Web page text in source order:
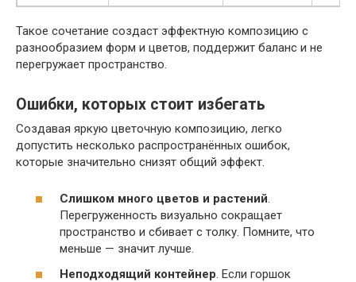
Такое сочетание создаст эффектную композицию с
разнообразием форм и цветов, поддержит баланс и не
перегружает пространство.
Ошибки, которых стоит избегать
Создавая яркую цветочную композицию, легко
допустить несколько распространённых ошибок,
которые значительно снизят общий эффект.
Слишком много цветов и растений.
Перегруженность визуально сокращает
пространство и сбивает с толку. Помните, что
меньше — значит лучше.
Неподходящий контейнер. Если горшок